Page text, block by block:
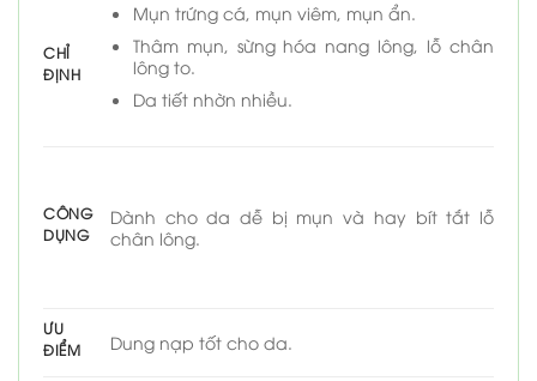
CHỈ
ĐỊNH
Mụn trứng cá, mụn viêm, mụn ẩn.
Thâm mụn, sừng hóa nang lông, lỗ chân
lông to.
Da tiết nhờn nhiều.
CÔNG
DỤNG
Dành cho da dễ bị mụn và hay bít tắt lỗ
chân lông.
ƯU
ĐIỂM
Dung nạp tốt cho da.